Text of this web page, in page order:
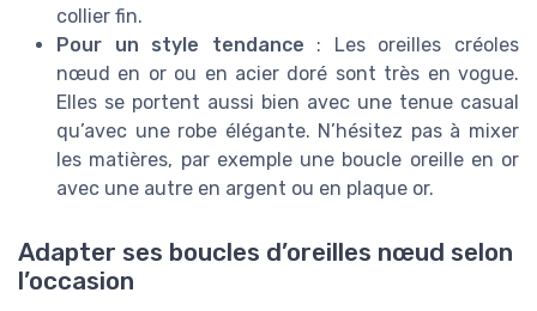
collier fin.
Pour un style tendance : Les oreilles créoles
nœud en or ou en acier doré sont très en vogue.
Elles se portent aussi bien avec une tenue casual
qu’avec une robe élégante. N’hésitez pas à mixer
les matières, par exemple une boucle oreille en or
avec une autre en argent ou en plaque or.
Adapter ses boucles d’oreilles nœud selon
l’occasion